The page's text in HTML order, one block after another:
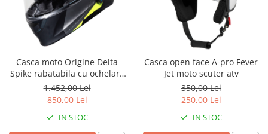
Incaltaminte dama
Manusi dama
Pantaloni dama
Intercom
TRANSPORT & DEPOZITARE
Genti & Bagaje
Casca moto Origine Delta
Spike rabatabila cu ochelari,
Bluetooth incorporat, culoare
fluo galben/negru, marime M
1.452,00 Lei
850,00 Lei
IN STOC
Casca open face A-pro Fever
Jet moto scuter atv
350,00 Lei
250,00 Lei
IN STOC